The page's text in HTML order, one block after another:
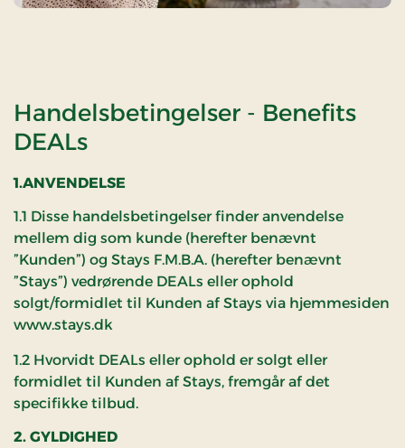
Handelsbetingelser - Benefits
DEALs
1.ANVENDELSE
1.1 Disse handelsbetingelser finder anvendelse
mellem dig som kunde (herefter benævnt
”Kunden”) og Stays F.M.B.A. (herefter benævnt
”Stays”) vedrørende DEALs eller ophold
solgt/formidlet til Kunden af Stays via hjemmesiden
www.stays.dk
1.2 Hvorvidt DEALs eller ophold er solgt eller
formidlet til Kunden af Stays, fremgår af det
specifikke tilbud.
2. GYLDIGHED